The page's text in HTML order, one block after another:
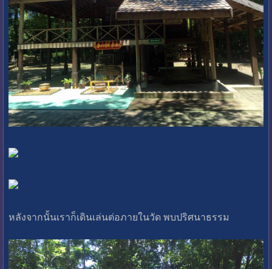
หลังจากนั้นเราก็เดินเล่นต่อภายในวัด พบปริศนาธรรม